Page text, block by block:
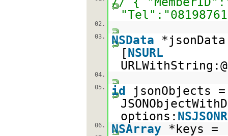
02.
03.
NSData
[NSURL
URLWithString:@
04.
05.
id
jsonObjects
options:
06. NSArray *keys =